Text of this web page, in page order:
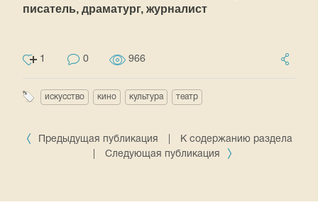
писатель, драматург, журналист
1 0 966
искусство кино культура театр
Предыдущая публикация
К содержанию раздела
Следующая публикация